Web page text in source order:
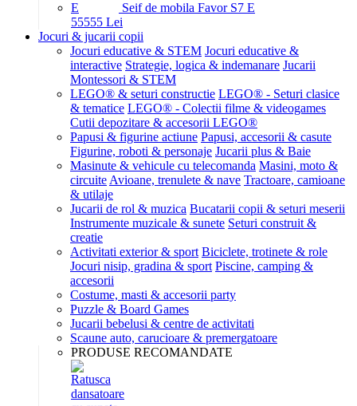
Seif de mobila Favor S7 E
55555 Lei
Jocuri & jucarii copii
Jocuri educative & STEM Jocuri educative &
interactive Strategie, logica & indemanare Jucarii
Montessori & STEM
LEGO® & seturi constructie LEGO® - Seturi clasice
& tematice LEGO® - Colectii filme & videogames
Cutii depozitare & accesorii LEGO®
Papusi & figurine actiune Papusi, accesorii & casute
Figurine, roboti & personaje Jucarii plus & Baie
Masinute & vehicule cu telecomanda Masini, moto &
circuite Avioane, trenulete & nave Tractoare, camioane
& utilaje
Jucarii de rol & muzica Bucatarii copii & seturi meserii
Instrumente muzicale & sunete Seturi construit &
creatie
Activitati exterior & sport Biciclete, trotinete & role
Jocuri nisip, gradina & sport Piscine, camping &
accesorii
Costume, masti & accesorii party
Puzzle & Board Games
Jucarii bebelusi & centre de activitati
Scaune auto, carucioare & premergatoare
PRODUSE RECOMANDATE